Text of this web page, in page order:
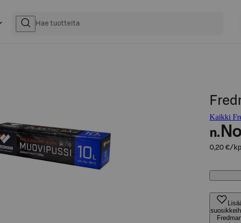
Kaikki
n.
0,20 €/kpl